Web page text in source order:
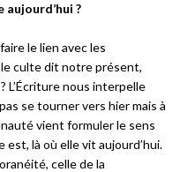
?
le lien avec les
culte dit notre présent,
L’Écriture nous interpelle
se tourner vers hier mais à
vient formuler le sens
là où elle vit aujourd’hui.
celle de la